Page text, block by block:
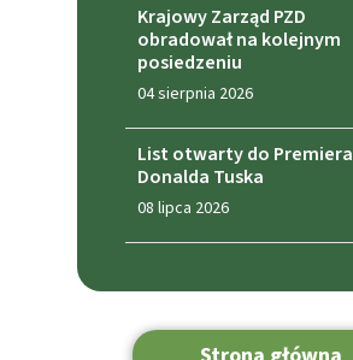
Krajowy Zarząd PZD
obradował na kolejnym
posiedzeniu
04 sierpnia 2026
List otwarty do Premiera
Donalda Tuska
08 lipca 2026